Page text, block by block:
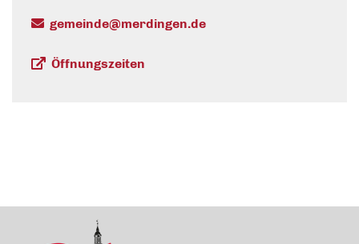
gemeinde@merdingen.de
Öffnungszeiten